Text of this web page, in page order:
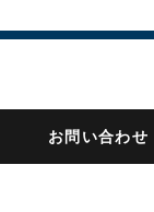
お問い合わせ